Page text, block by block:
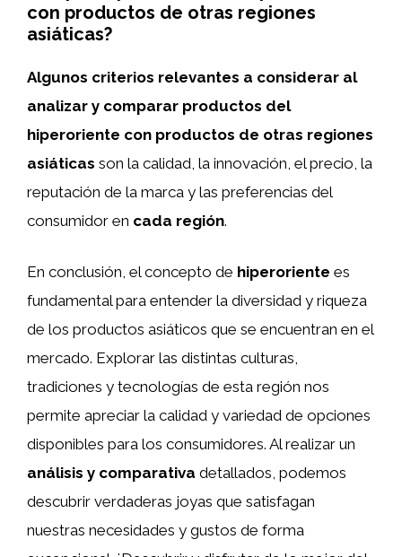
con productos de otras regiones
asiáticas?
Algunos criterios relevantes a considerar al
analizar y comparar productos del
hiperoriente con productos de otras regiones
asiáticas son la calidad, la innovación, el precio, la
reputación de la marca y las preferencias del
consumidor en cada región.
En conclusión, el concepto de hiperoriente es
fundamental para entender la diversidad y riqueza
de los productos asiáticos que se encuentran en el
mercado. Explorar las distintas culturas,
tradiciones y tecnologías de esta región nos
permite apreciar la calidad y variedad de opciones
disponibles para los consumidores. Al realizar un
análisis y comparativa detallados, podemos
descubrir verdaderas joyas que satisfagan
nuestras necesidades y gustos de forma